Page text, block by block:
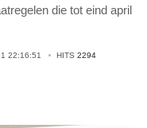
die tot eind april
22:16:51 HITS 2294